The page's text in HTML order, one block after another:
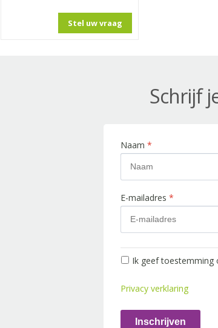
Stel uw vraag
Schrijf
Naam *
E-mailadres *
Ik geef toestemming
Privacy verklaring
Inschrijven